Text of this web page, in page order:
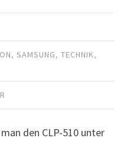
,SAMSUNG,TECHNIK,
den CLP-510 unter